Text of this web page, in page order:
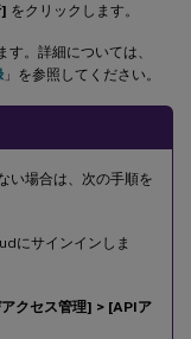
をクリックします。
す。詳細については、
」を参照してください。
い場合は、次の手順を
にサインインしま
クセス管理] > [APIア